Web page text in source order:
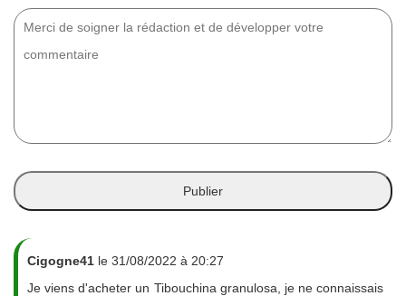
Cigogne41 le 31/08/2022 à 20:27
Je viens d'acheter un Tibouchina granulosa, je ne connaissais